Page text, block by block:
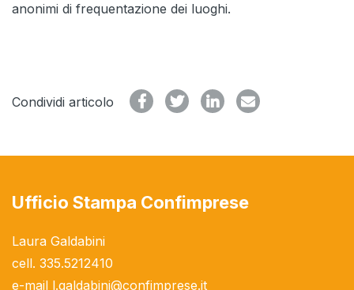
anonimi di frequentazione dei luoghi.
Condividi articolo
Ufficio Stampa Confimprese
Laura Galdabini
cell. 335.5212410
e-mail l.galdabini@confimprese.it